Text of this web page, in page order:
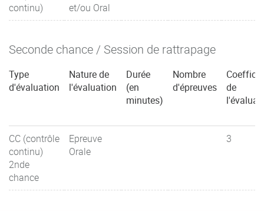
continu)
et/ou Oral
Seconde chance / Session de rattrapage
Type
d'évaluation
Nature de
l'évaluation
Durée
(en
minutes)
Nombre
d'épreuves
de
CC (contrôle
continu)
2nde
chance
Epreuve
Orale
3